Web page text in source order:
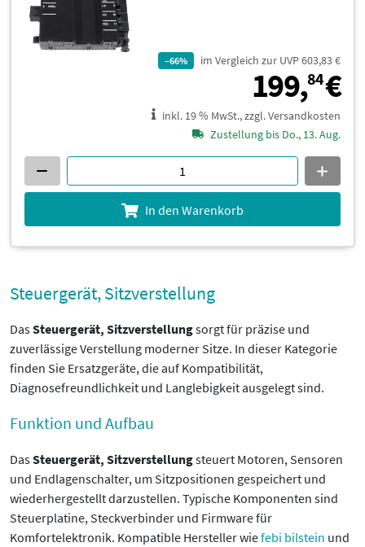
–66% im Vergleich zur UVP 603,83 €
199,84€
inkl. 19 % MwSt., zzgl. Versandkosten
Zustellung bis Do., 13. Aug.
In den Warenkorb
Steuergerät, Sitzverstellung
DasSteuergerät, Sitzverstellungsorgt für präzise und
zuverlässige Verstellung moderner Sitze. In dieser Kategorie
finden Sie Ersatzgeräte, die auf Kompatibilität,
Diagnosefreundlichkeit und Langlebigkeit ausgelegt sind.
Funktion und Aufbau
DasSteuergerät, Sitzverstellungsteuert Motoren, Sensoren
und Endlagenschalter, um Sitzpositionen gespeichert und
wiederhergestellt darzustellen. Typische Komponenten sind
Steuerplatine, Steckverbinder und Firmware für
Komfortelektronik. Kompatible Hersteller wiefebi bilstein und